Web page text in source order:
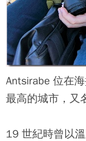
Antsirabe 位在
最高的城市，又
19 世紀時曾以